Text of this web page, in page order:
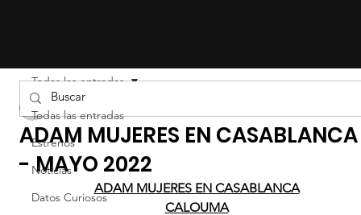
Todas las entradas
Estrenos
Noticias
Datos Curiosos
Todas las entradas
ADAM MUJERES EN CASABLANCA
- MAYO 2022
ADAM MUJERES EN CASABLANCA
CALOUMA